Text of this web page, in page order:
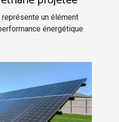
un élément
énergétique